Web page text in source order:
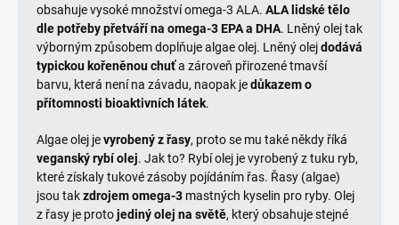
obsahuje vysoké množství omega-3 ALA. ALA lidské tělo
dle potřeby přetváří na omega-3 EPA a DHA. Lněný olej tak
výborným způsobem doplňuje algae olej. Lněný olejdodává
typickou kořeněnou chuťa zároveň přirozené tmavší
barvu, která není na závadu, naopak jedůkazem o
přítomnosti bioaktivních látek.
Algae olej jevyrobený z řasy, proto se mu také někdy říká
veganský rybí olej. Jak to? Rybí olej je vyrobený z tuku ryb,
které získaly tukové zásoby pojídáním řas. Řasy (algae)
jsou takzdrojem omega-3 mastných kyselin pro ryby. Olej
z řasy je protojediný olej na světě, který obsahuje stejné